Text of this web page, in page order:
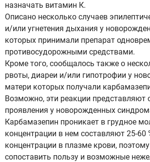
назначать витамин К.
Описано несколько случаев
и/или угнетения дыхания у
которых принимали препарат
противосудорожными средствами.
Кроме того, сообщалось также о
рвоты, диареи и/или гипотрофии у
матери которых получали
Возможно, эти реакции представляют
проявления у новорожденных
Карбамазепин проникает в грудное
концентрации в нем составляют 25-60
концентрации в плазме крови,
сопоставить пользу и возможные